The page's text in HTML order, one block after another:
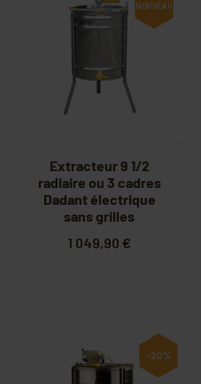
NOUVEAU
Extracteur 9 1/2
radiaire ou 3 cadres
Dadant électrique
sans grilles
1 049,90 €
-20%